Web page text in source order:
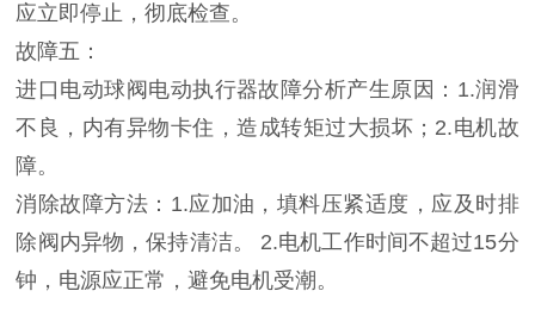
应立即停止，彻底检查。
故障五：
进口电动球阀电动执行器故障分析产生原因：1.润滑
不良，内有异物卡住，造成转矩过大损坏；2.电机故
障。
消除故障方法：1.应加油，填料压紧适度，应及时排
除阀内异物，保持清洁。 2.电机工作时间不超过15分
钟，电源应正常，避免电机受潮。